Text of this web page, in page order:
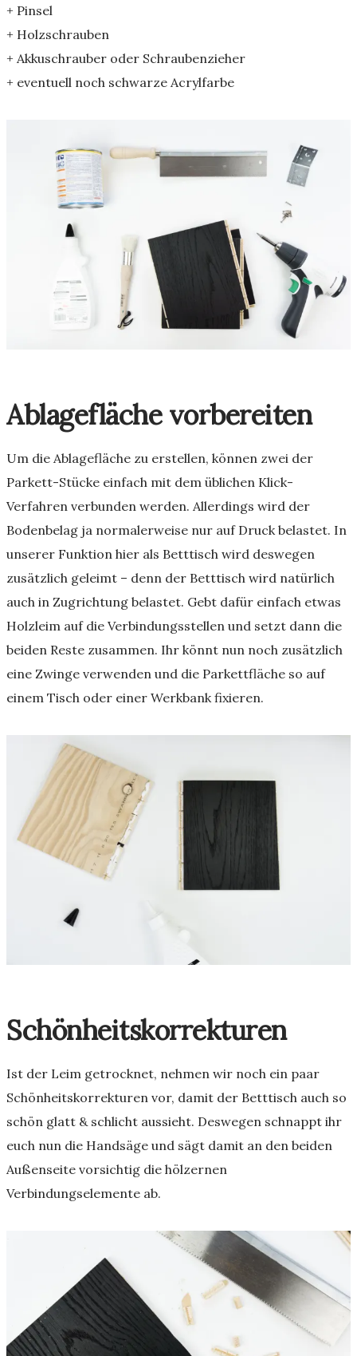
+ Pinsel
+ Holzschrauben
+ Akkuschrauber oder Schraubenzieher
+ eventuell noch schwarze Acrylfarbe
Ablagefläche vorbereiten
Um die Ablagefläche zu erstellen, können zwei der
Parkett-Stücke einfach mit dem üblichen Klick-
Verfahren verbunden werden. Allerdings wird der
Bodenbelag ja normalerweise nur auf Druck belastet. In
unserer Funktion hier als Betttisch wird deswegen
zusätzlich geleimt – denn der Betttisch wird natürlich
auch in Zugrichtung belastet. Gebt dafür einfach etwas
Holzleim auf die Verbindungsstellen und setzt dann die
beiden Reste zusammen. Ihr könnt nun noch zusätzlich
eine Zwinge verwenden und die Parkettfläche so auf
einem Tisch oder einer Werkbank fixieren.
Schönheitskorrekturen
Ist der Leim getrocknet, nehmen wir noch ein paar
Schönheitskorrekturen vor, damit der Betttisch auch so
schön glatt & schlicht aussieht. Deswegen schnappt ihr
euch nun die Handsäge und sägt damit an den beiden
Außenseite vorsichtig die hölzernen
Verbindungselemente ab.